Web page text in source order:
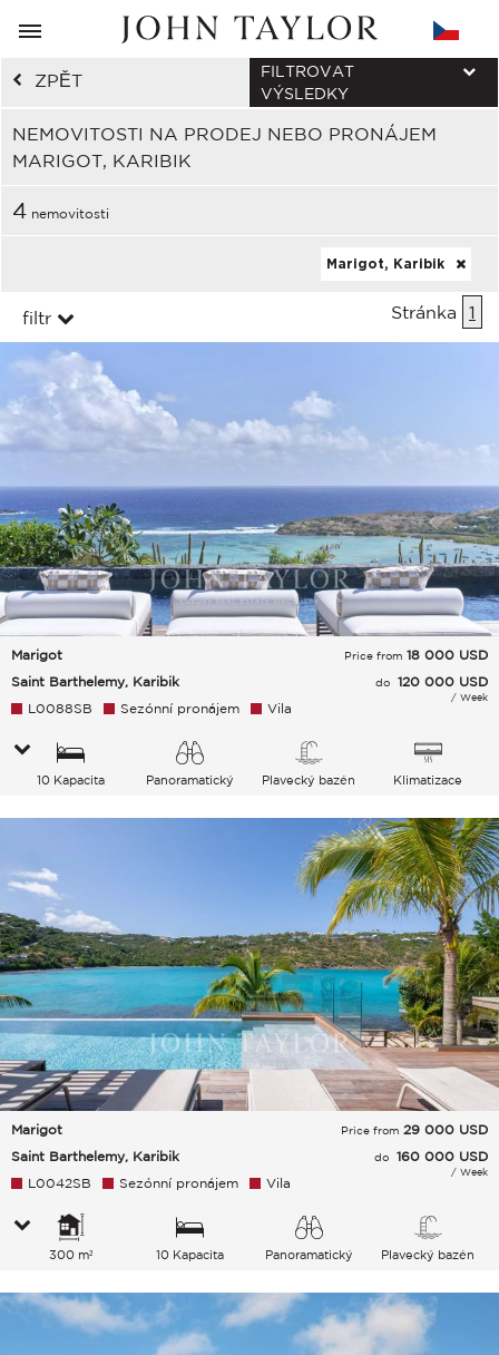
ZPĚT
NEMOVITOSTI NA PRODEJ NEBO PRONÁJEM
MARIGOT, KARIBIK
FILTROVAT
VÝSLEDKY
4 nemovitosti
Marigot, Karibik
filtr Stránka 1
Marigot
Saint Barthelemy, Karibik
Price from 18 000 USD
do 120 000 USD
/ Week
L0088SB Sezónní pronájem Vila
10 Kapacita
Panoramatický
Plavecký bazén Klimatizace
Marigot
Saint Barthelemy, Karibik
Price from 29 000 USD
do 160 000 USD
/ Week
L0042SB Sezónní pronájem Vila
300 m² 10 Kapacita
Panoramatický
Plavecký bazén